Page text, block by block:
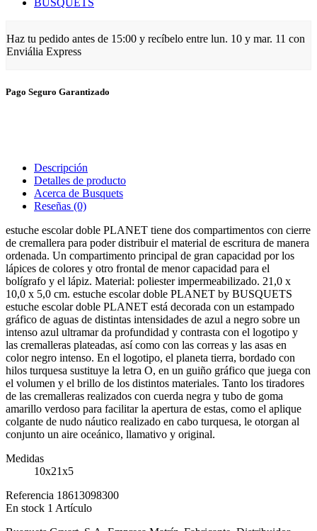
BUSQUETS
Haz tu pedido antes de 15:00 y recíbelo entre lun. 10 y mar. 11 con
Enviália Express
Pago Seguro Garantizado
Descripción
Detalles de producto
Acerca de Busquets
Reseñas (0)
estuche escolar doble PLANET tiene dos compartimentos con cierre
de cremallera para poder distribuir el material de escritura de manera
ordenada. Un compartimento principal de gran capacidad por los
lápices de colores y otro frontal de menor capacidad para el
bolígrafo y el lápiz. Material: poliester impermeabilizado. 21,0 x
10,0 x 5,0 cm. estuche escolar doble PLANET by BUSQUETS
estuche escolar doble PLANET está decorada con un estampado
gráfico de aguas de distintas intensidades de azul a negro sobre un
intenso azul ultramar da profundidad y contrasta con el logotipo y
las cremalleras plateadas, así como con las correas y las asas en
color negro intenso. En el logotipo, el planeta tierra, bordado con
hilos turquesa sustituye la letra O, en un guiño gráfico que juega con
el volumen y el brillo de los distintos materiales. Tanto los tiradores
de las cremalleras realizados con cuerda negra y tubo de goma
amarillo verdoso para facilitar la apertura de estas, como el aplique
colgante de nudo náutico realizado en cabo turquesa, le otorgan al
conjunto un aire oceánico, llamativo y original.
Medidas
10x21x5
Referencia 18613098300
En stock 1 Artículo